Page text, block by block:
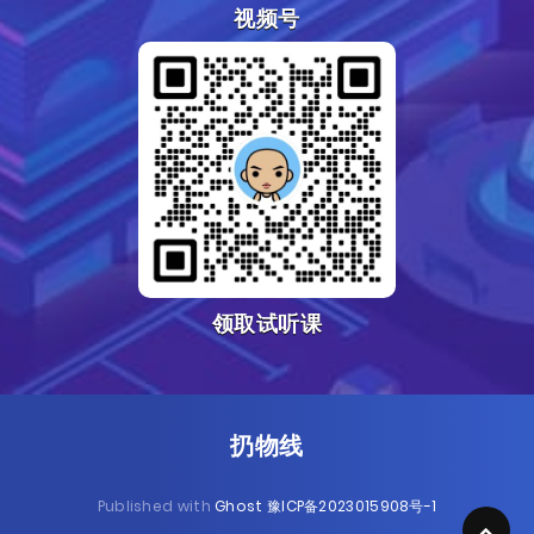
视频号
领取试听课
扔物线
Published with Ghost 豫ICP备2023015908号-1